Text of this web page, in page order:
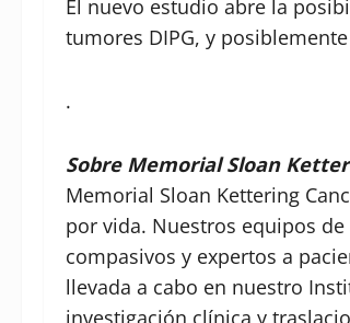
El nuevo estudio abre la
tumores DIPG, y
.
Sobre Memorial Sloan
Memorial Sloan Kettering
por vida. Nuestros equipos
compasivos y expertos a
llevada a cabo en nuestro